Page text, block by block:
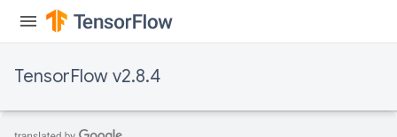
TensorFlow v2.8.4